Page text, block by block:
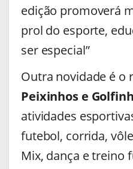
edição promoverá
prol do esporte,
ser especial”
Outra novidade é o
Peixinhos e
atividades
futebol, corrida,
Mix, dança e treino